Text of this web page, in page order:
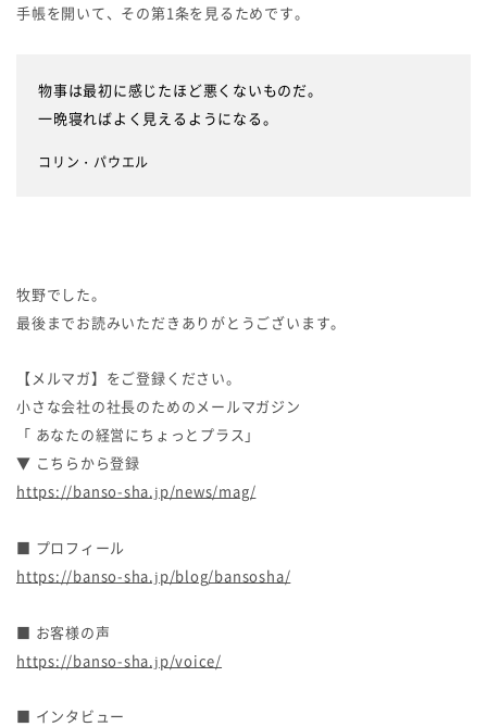
手帳を開いて、その第1条を見るためです。
物事は最初に感じたほど悪くないものだ。
一晩寝ればよく見えるようになる。
コリン・パウエル
牧野でした。
最後までお読みいただきありがとうございます。
【メルマガ】をご登録ください。
小さな会社の社長のためのメールマガジン
「 あなたの経営にちょっとプラス」
▼ こちらから登録
https://banso-sha.jp/news/mag/
■ プロフィール
https://banso-sha.jp/blog/bansosha/
■ お客様の声
https://banso-sha.jp/voice/
■ インタビュー